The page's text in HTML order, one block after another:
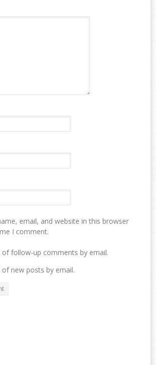
email, and website in this browser
I comment.
follow-up comments by email.
new posts by email.